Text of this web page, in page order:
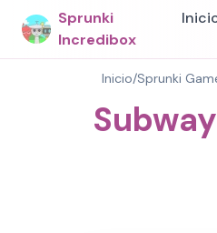
Sprunki
Incredibox
Inicio/Sprunki